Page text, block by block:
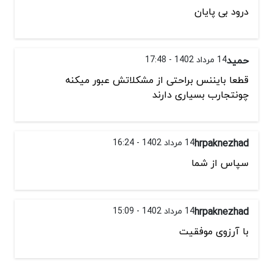
درود بی پایان
حمید14 مرداد 1402 - 17:48
قطعا بایننس براحتی از مشکلاتش عبور میکنه
چونتجارب بسیاری دارند
hrpaknezhad14 مرداد 1402 - 16:24
سپاس از شما
hrpaknezhad14 مرداد 1402 - 15:09
با آرزوی موفقیت